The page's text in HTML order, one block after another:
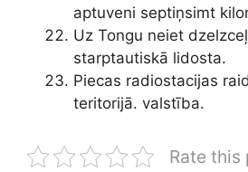
aptuveni septiņsimt
Uz Tongu neiet
starptautiskā lidosta.
Piecas radiostacijas
teritorijā. valstība.
Rate this